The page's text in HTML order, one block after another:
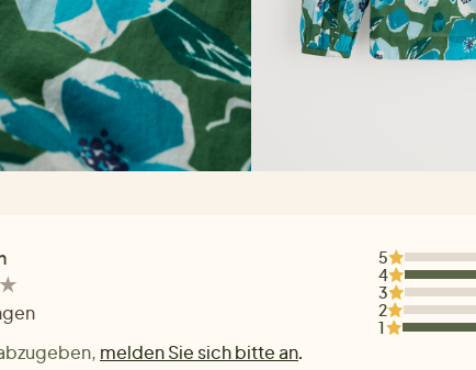
melden Sie sich bitte an.
5
4
3
2
1